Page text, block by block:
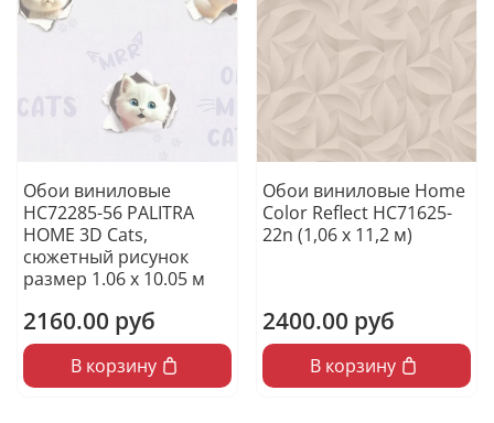
Обои виниловые
HC72285-56 PALITRA
HOME 3D Cats,
сюжетный рисунок
размер 1.06 х 10.05 м
2160.00 руб
В корзину
Обои виниловые Home
Color Reflect HC71625-
22n (1,06 х 11,2 м)
2400.00 руб
В корзину